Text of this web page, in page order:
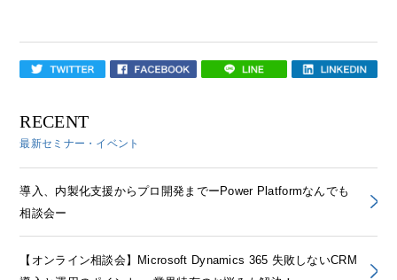
RECENT
最新セミナー・イベント
導入、内製化支援からプロ開発までーPower Platformなんでも
相談会ー
【オンライン相談会】Microsoft Dynamics 365 失敗しないCRM